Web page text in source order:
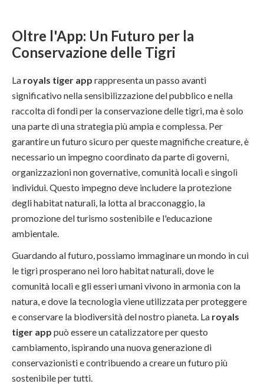
Oltre l'App: Un Futuro per la
Conservazione delle Tigri
La royals tiger app rappresenta un passo avanti
significativo nella sensibilizzazione del pubblico e nella
raccolta di fondi per la conservazione delle tigri, ma è solo
una parte di una strategia più ampia e complessa. Per
garantire un futuro sicuro per queste magnifiche creature, è
necessario un impegno coordinato da parte di governi,
organizzazioni non governative, comunità locali e singoli
individui. Questo impegno deve includere la protezione
degli habitat naturali, la lotta al bracconaggio, la
promozione del turismo sostenibile e l'educazione
ambientale.
Guardando al futuro, possiamo immaginare un mondo in cui
le tigri prosperano nei loro habitat naturali, dove le
comunità locali e gli esseri umani vivono in armonia con la
natura, e dove la tecnologia viene utilizzata per proteggere
e conservare la biodiversità del nostro pianeta. La royals
tiger app può essere un catalizzatore per questo
cambiamento, ispirando una nuova generazione di
conservazionisti e contribuendo a creare un futuro più
sostenibile per tutti.